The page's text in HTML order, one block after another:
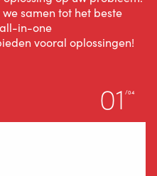
samen tot het beste
in-one
vooral oplossingen!
01 /04